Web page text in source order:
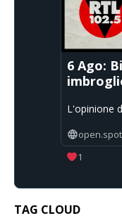
6 Ago:
L'opinione
1
TAG CLOUD